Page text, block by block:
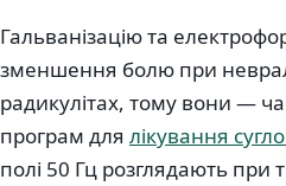
Гальванізацію та
зменшення болю при
радикулітах, тому вони —
програм для лікування
полі 50 Гц розглядають при